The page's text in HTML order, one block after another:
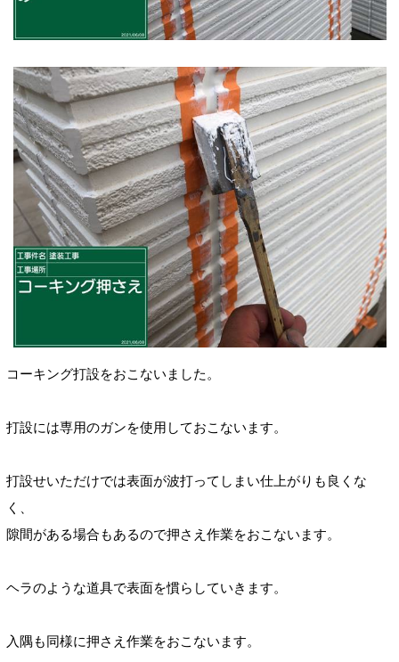
コーキング打設をおこないました。
打設には専用のガンを使用しておこないます。
打設せいただけでは表面が波打ってしまい仕上がりも良くな
く、
隙間がある場合もあるので押さえ作業をおこないます。
ヘラのような道具で表面を慣らしていきます。
入隅も同様に押さえ作業をおこないます。